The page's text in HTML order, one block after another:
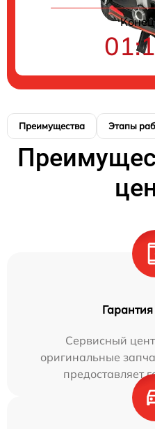
Преимущества Этапы
Сервисный
оригинальные
предоставляет